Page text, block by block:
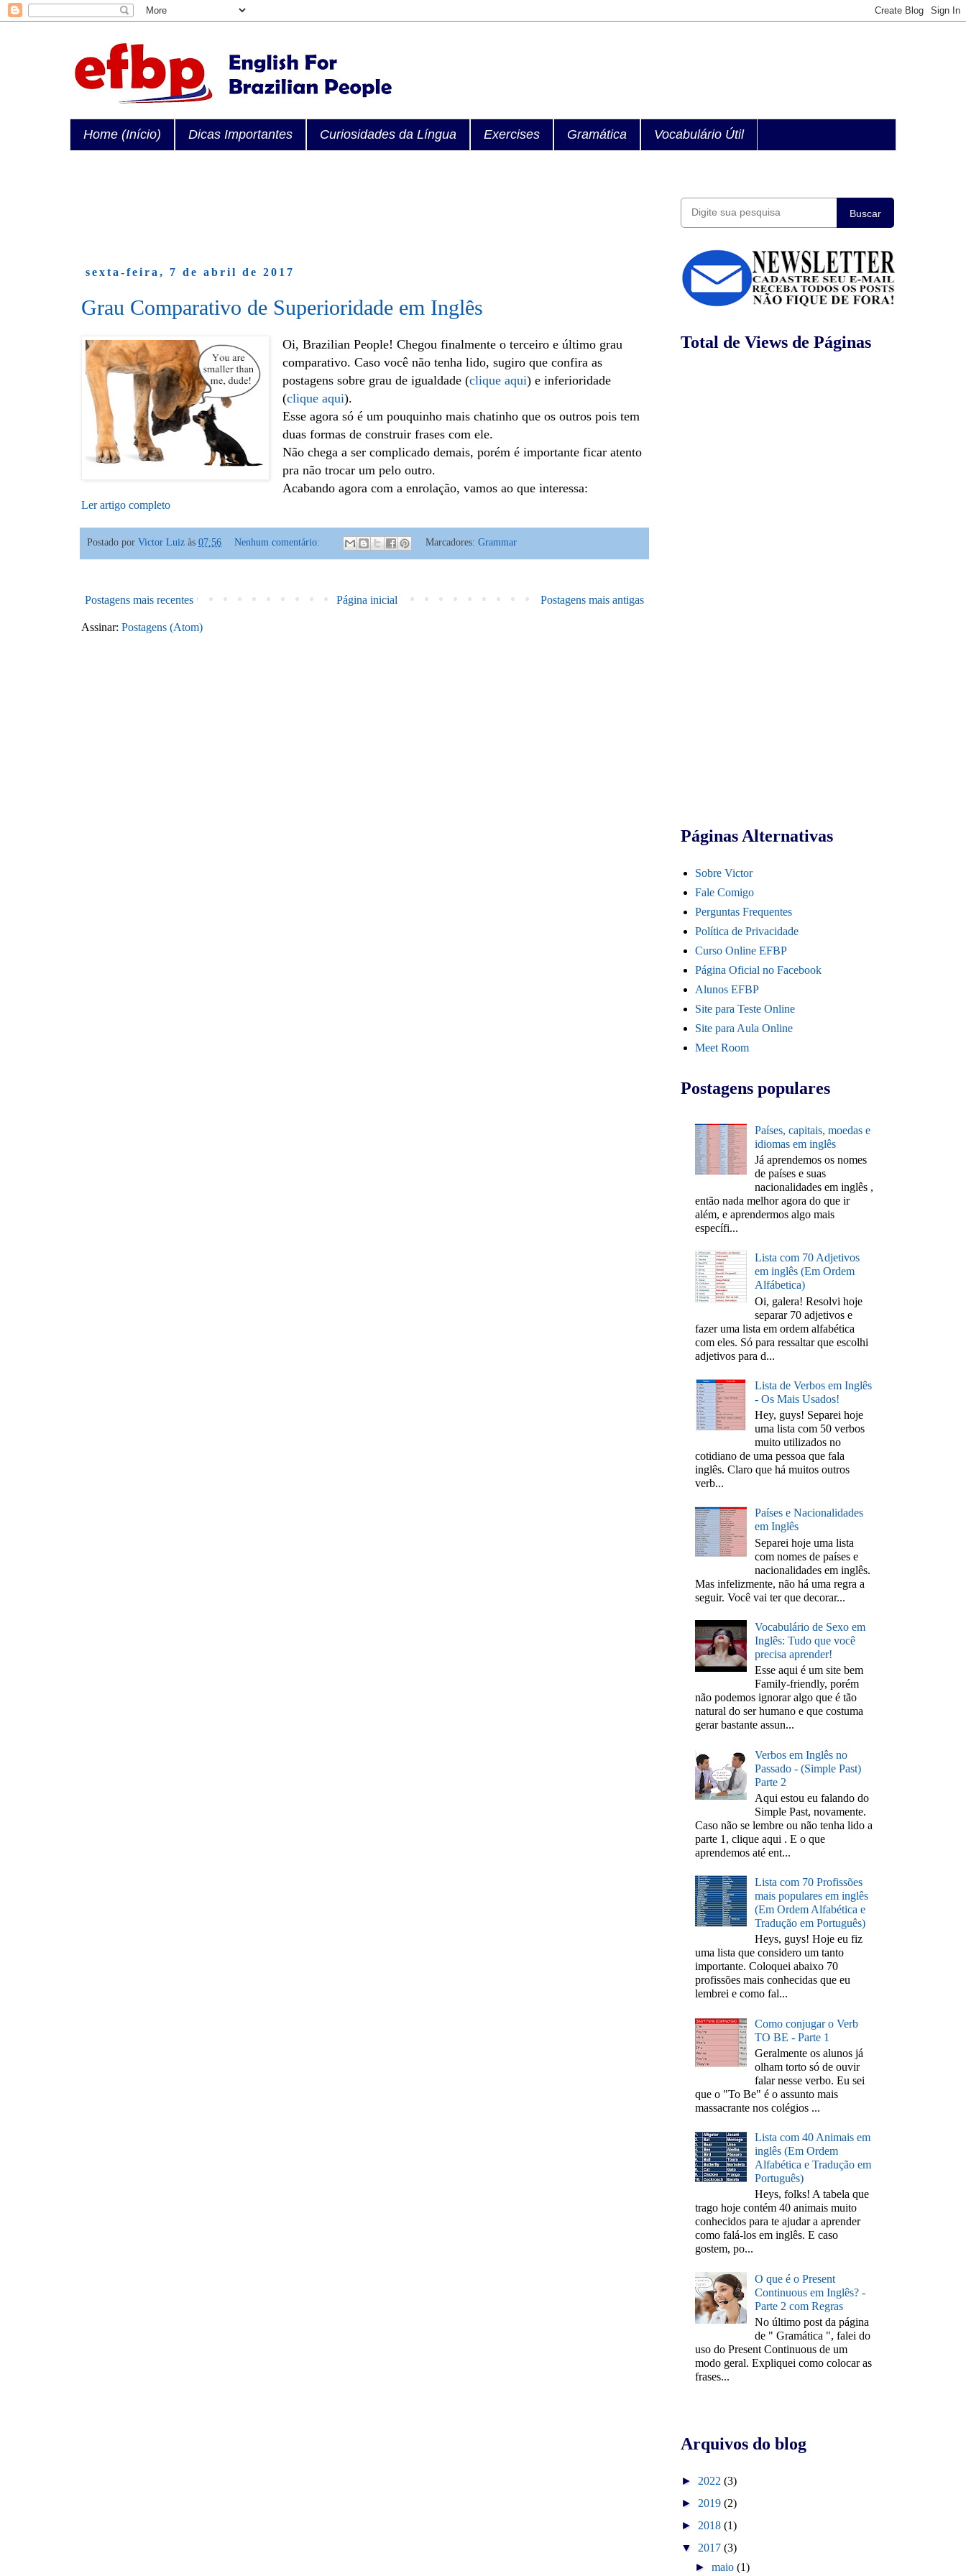
Home (Início) Dicas Importantes Curiosidades da Língua Exercises Gramática Vocabulário Útil
sexta-feira, 7 de abril de 2017
Grau Comparativo de Superioridade em Inglês
Oi, Brazilian People! Chegou finalmente o terceiro e último grau
comparativo. Caso você não tenha lido, sugiro que confira as
postagens sobre grau de igualdade (clique aqui) e inferioridade
(clique aqui).
Esse agora só é um pouquinho mais chatinho que os outros pois tem
duas formas de construir frases com ele.
Não chega a ser complicado demais, porém é importante ficar atento
pra não trocar um pelo outro.
Acabando agora com a enrolação, vamos ao que interessa:
Ler artigo completo
Postado por Victor Luiz às 07:56 Nenhum comentário: Marcadores: Grammar
Postagens mais recentes Postagens mais antigas
Página inicial
Assinar: Postagens (Atom)
Buscar
Total de Views de Páginas
Páginas Alternativas
Sobre Victor
Fale Comigo
Perguntas Frequentes
Política de Privacidade
Curso Online EFBP
Página Oficial no Facebook
Alunos EFBP
Site para Teste Online
Site para Aula Online
Meet Room
Postagens populares
Países, capitais, moedas e
idiomas em inglês
Já aprendemos os nomes
de países e suas
nacionalidades em inglês ,
então nada melhor agora do que ir
além, e aprendermos algo mais
específi...
Lista com 70 Adjetivos
em inglês (Em Ordem
Alfábetica)
Oi, galera! Resolvi hoje
separar 70 adjetivos e
fazer uma lista em ordem alfabética
com eles. Só para ressaltar que escolhi
adjetivos para d...
Lista de Verbos em Inglês
- Os Mais Usados!
Hey, guys! Separei hoje
uma lista com 50 verbos
muito utilizados no
cotidiano de uma pessoa que fala
inglês. Claro que há muitos outros
verb...
Países e Nacionalidades
em Inglês
Separei hoje uma lista
com nomes de países e
nacionalidades em inglês.
Mas infelizmente, não há uma regra a
seguir. Você vai ter que decorar...
Vocabulário de Sexo em
Inglês: Tudo que você
precisa aprender!
Esse aqui é um site bem
Family-friendly, porém
não podemos ignorar algo que é tão
natural do ser humano e que costuma
gerar bastante assun...
Verbos em Inglês no
Passado - (Simple Past)
Parte 2
Aqui estou eu falando do
Simple Past, novamente.
Caso não se lembre ou não tenha lido a
parte 1, clique aqui . E o que
aprendemos até ent...
Lista com 70 Profissões
mais populares em inglês
(Em Ordem Alfabética e
Tradução em Português)
Heys, guys! Hoje eu fiz
uma lista que considero um tanto
importante. Coloquei abaixo 70
profissões mais conhecidas que eu
lembrei e como fal...
Como conjugar o Verb
TO BE - Parte 1
Geralmente os alunos já
olham torto só de ouvir
falar nesse verbo. Eu sei
que o "To Be" é o assunto mais
massacrante nos colégios ...
Lista com 40 Animais em
inglês (Em Ordem
Alfabética e Tradução em
Português)
Heys, folks! A tabela que
trago hoje contém 40 animais muito
conhecidos para te ajudar a aprender
como falá-los em inglês. E caso
gostem, po...
O que é o Present
Continuous em Inglês? -
Parte 2 com Regras
No último post da página
de " Gramática ", falei do
uso do Present Continuous de um
modo geral. Expliquei como colocar as
frases...
Arquivos do blog
► 2022 (3)
► 2019 (2)
► 2018 (1)
▼ 2017 (3)
►maio(1)